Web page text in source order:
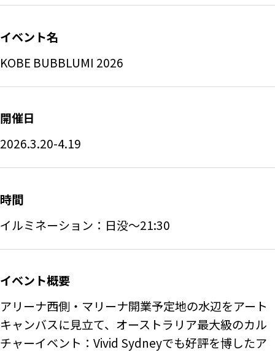
イベント名
KOBE BUBBLUMI 2026
開催日
2026.3.20-4.19
時間
イベント概要
アリーナ西側・マリーナ開業予定地の水辺をアート
キャンバスに見立て、オーストラリア最大級のカル
チャーイベント：Vivid Sydneyでも好評を博したア